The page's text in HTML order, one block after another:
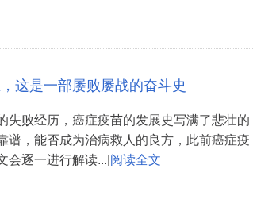
这是一部屡败屡战的奋斗史
失败经历，癌症疫苗的发展史写满了悲壮的
谱，能否成为治病救人的良方，此前癌症疫
会逐一进行解读...| 阅读全文